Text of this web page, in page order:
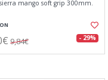
mango soft grip 300mm.
9,84€ - 29%